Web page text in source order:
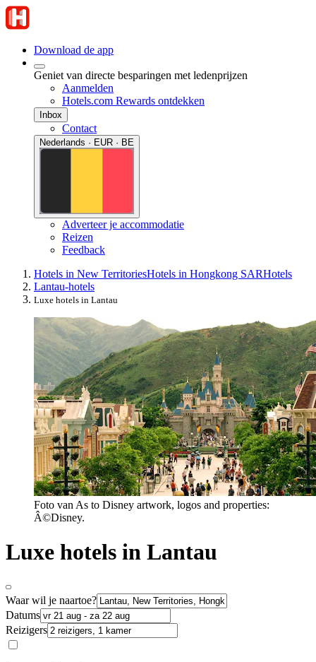
Download de app
Geniet van directe besparingen met ledenprijzen
Aanmelden
Hotels.com Rewards ontdekken
Inbox
Contact
Nederlands · EUR · BE
Adverteer je accommodatie
Reizen
Feedback
Hotels in New TerritoriesHotels in Hongkong SARHotels
Lantau-hotels
Luxe hotels in Lantau
Foto van As to Disney artwork, logos and properties:
Â©Disney.
Luxe hotels in Lantau
Waar wil je naartoe?
Datums
Reizigers